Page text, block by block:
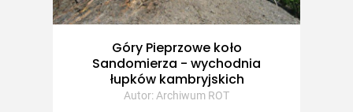
Góry Pieprzowe koło
Sandomierza - wychodnia
łupków kambryjskich
Autor: Archiwum ROT